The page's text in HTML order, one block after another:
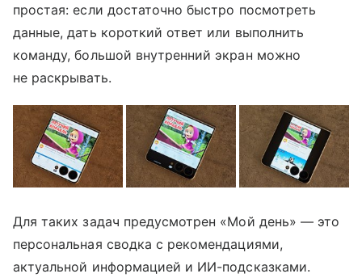
простая: если достаточно быстро посмотреть
данные, дать короткий ответ или выполнить
команду, большой внутренний экран можно
не раскрывать.
Для таких задач предусмотрен «Мой день» — это
персональная сводка с рекомендациями,
актуальной информацией и ИИ-подсказками.